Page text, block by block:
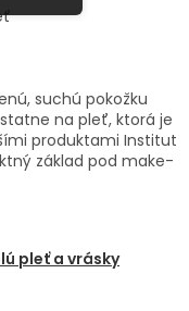
suchú pokožku
na pleť, ktorá je
produktami Institut
základ pod make-
pleť a vrásky